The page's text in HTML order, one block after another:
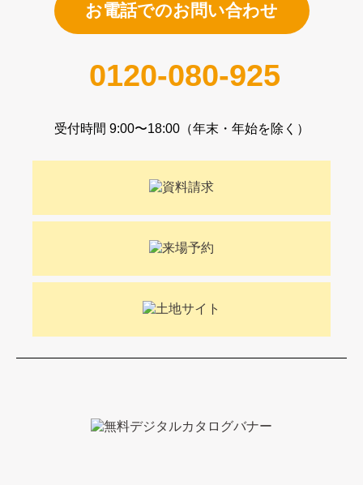
お電話でのお問い合わせ
0120-080-925
受付時間 9:00〜18:00（年末・年始を除く）